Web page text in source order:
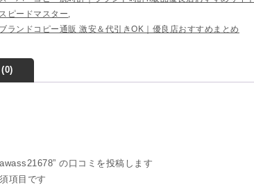
スピードマスター
ブランドコピー通販 激安＆代引きOK｜優良店おすすめまとめ
の口コミを投稿します
項目です